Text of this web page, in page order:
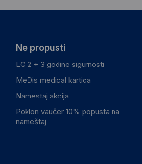
Ne propusti
LG 2 + 3 godine sigurnosti
MeDis medical kartica
Namestaj akcija
Poklon vaučer 10% popusta na
nameštaj